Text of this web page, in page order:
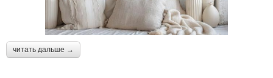
читать дальше →